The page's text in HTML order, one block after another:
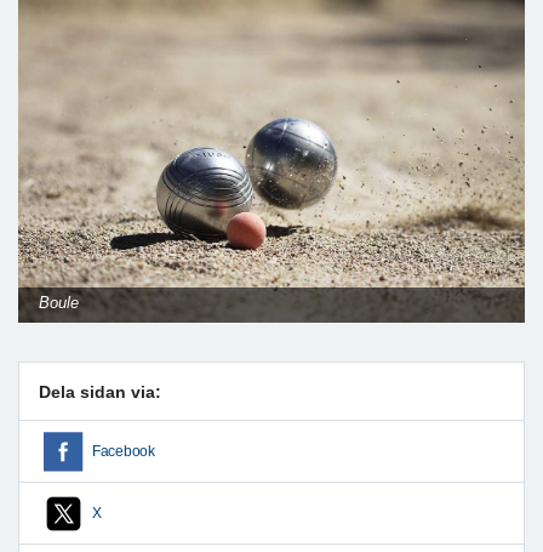
Boule
Dela sidan via:
Facebook
X